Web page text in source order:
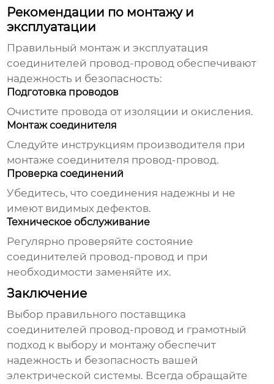
Рекомендации по монтажу и
эксплуатации
Правильный монтаж и эксплуатация
соединителей провод-провод обеспечивают
надежность и безопасность:
Подготовка проводов
Очистите провода от изоляции и окисления.
Монтаж соединителя
Следуйте инструкциям производителя при
монтаже соединителя провод-провод.
Проверка соединений
Убедитесь, что соединения надежны и не
имеют видимых дефектов.
Техническое обслуживание
Регулярно проверяйте состояние
соединителей провод-провод и при
необходимости заменяйте их.
Заключение
Выбор правильного поставщика
соединителей провод-провод и грамотный
подход к выбору и монтажу обеспечит
надежность и безопасность вашей
электрической системы. Всегда обращайте